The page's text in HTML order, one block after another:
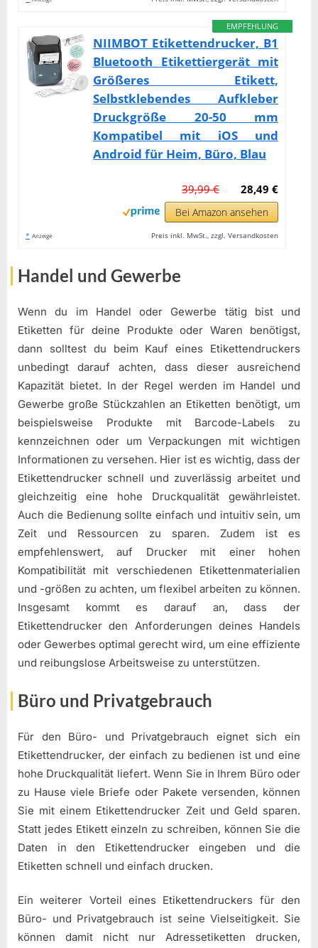
EMPFEHLUNG
NIIMBOT Etikettendrucker, B1
Bluetooth Etikettiergerät mit
Größeres Etikett,
Selbstklebendes Aufkleber
Druckgröße 20-50 mm
Kompatibel mit iOS und
Android für Heim, Büro, Blau
28,49 €
39,99 €
Bei Amazon ansehen
* Anzeige Preis inkl. MwSt., zzgl. Versandkosten
Handel und Gewerbe
Wenn du im Handel oder Gewerbe tätig bist und
Etiketten für deine Produkte oder Waren benötigst,
dann solltest du beim Kauf eines Etikettendruckers
unbedingt darauf achten, dass dieser ausreichend
Kapazität bietet. In der Regel werden im Handel und
Gewerbe große Stückzahlen an Etiketten benötigt, um
beispielsweise Produkte mit Barcode-Labels zu
kennzeichnen oder um Verpackungen mit wichtigen
Informationen zu versehen. Hier ist es wichtig, dass der
Etikettendrucker schnell und zuverlässig arbeitet und
gleichzeitig eine hohe Druckqualität gewährleistet.
Auch die Bedienung sollte einfach und intuitiv sein, um
Zeit und Ressourcen zu sparen. Zudem ist es
empfehlenswert, auf Drucker mit einer hohen
Kompatibilität mit verschiedenen Etikettenmaterialien
und -größen zu achten, um flexibel arbeiten zu können.
Insgesamt kommt es darauf an, dass der
Etikettendrucker den Anforderungen deines Handels
oder Gewerbes optimal gerecht wird, um eine effiziente
und reibungslose Arbeitsweise zu unterstützen.
Büro und Privatgebrauch
Für den Büro- und Privatgebrauch eignet sich ein
Etikettendrucker, der einfach zu bedienen ist und eine
hohe Druckqualität liefert. Wenn Sie in Ihrem Büro oder
zu Hause viele Briefe oder Pakete versenden, können
Sie mit einem Etikettendrucker Zeit und Geld sparen.
Statt jedes Etikett einzeln zu schreiben, können Sie die
Daten in den Etikettendrucker eingeben und die
Etiketten schnell und einfach drucken.
Ein weiterer Vorteil eines Etikettendruckers für den
Büro- und Privatgebrauch ist seine Vielseitigkeit. Sie
können damit nicht nur Adressetiketten drucken,